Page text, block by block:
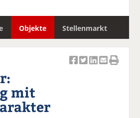
Objekte Stellenmarkt
c
mit